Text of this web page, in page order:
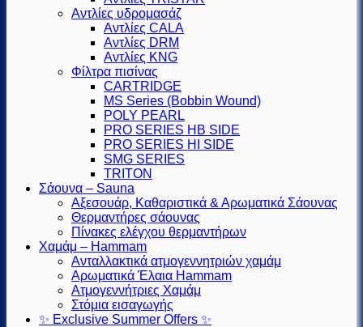
Αντλίες υδρομασάζ
Αντλίες CALA
Αντλίες DRM
Αντλίες KNG
Φίλτρα πισίνας
CARTRIDGE
MS Series (Βobbin Wound)
POLY PEARL
PRO SERIES HB SIDE
PRO SERIES HI SIDE
SMG SERIES
TRITON
Σάουνα – Sauna
Αξεσουάρ, Καθαριστικά & Αρωματικά Σάουνας
Θερμαντήρες σάουνας
Πίνακες ελέγχου θερμαντήρων
Χαμάμ – Hammam
Ανταλλακτικά ατμογεννητριών χαμάμ
Αρωματικά Έλαια Hammam
Ατμογεννήτριες Χαμάμ
Στόμια εισαγωγής
✨ Exclusive Summer Offers ✨